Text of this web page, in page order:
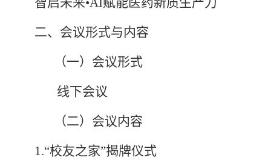
二、会议形式与内容
（一）会议形式
线下会议
（二）会议内容
1.“校友之家”揭牌仪式